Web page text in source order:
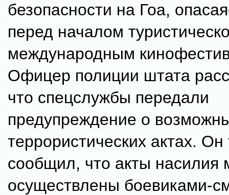
безопасности на Гоа,
перед началом
международным
Офицер полиции штата
что спецслужбы передали
предупреждение о
террористических актах. Он
сообщил, что акты насилия
осуществлены боевиками-